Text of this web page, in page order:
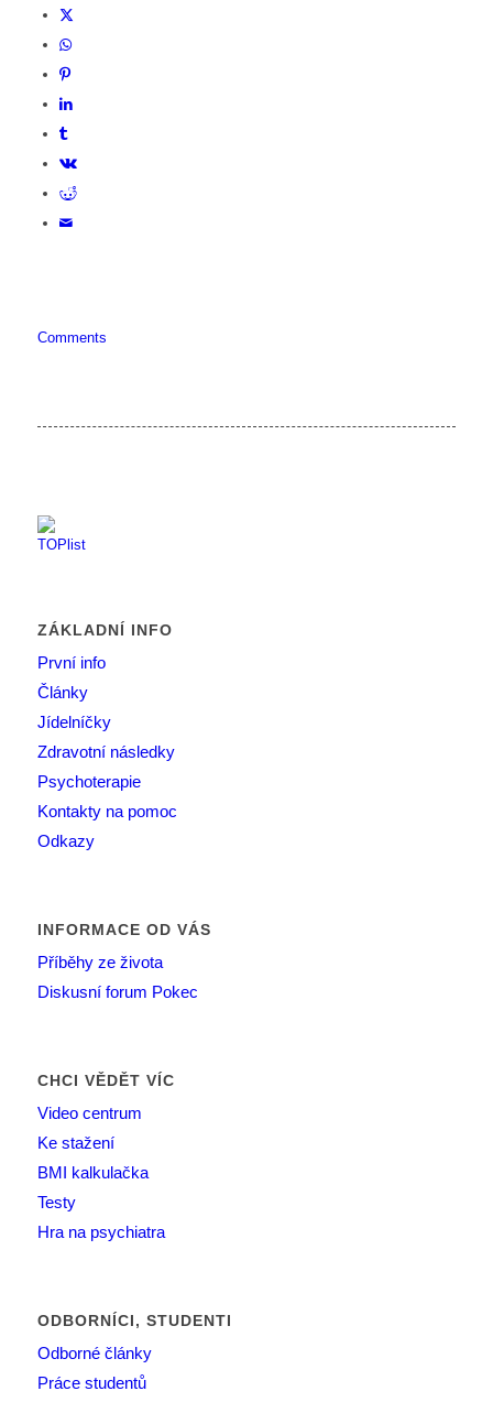
Comments
ZÁKLADNÍ INFO
První info
Články
Jídelníčky
Zdravotní následky
Psychoterapie
Kontakty na pomoc
Odkazy
INFORMACE OD VÁS
Příběhy ze života
Diskusní forum Pokec
CHCI VĚDĚT VÍC
Video centrum
Ke stažení
BMI kalkulačka
Testy
Hra na psychiatra
ODBORNÍCI, STUDENTI
Odborné články
Práce studentů